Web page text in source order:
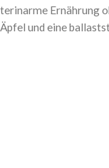
Ernährung
und eine